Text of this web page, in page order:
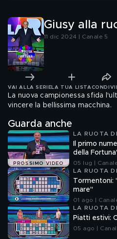
Giusy alla
11 dic 2024 | Canale 5
VAI ALLA SERIE LA TUA LISTA
La nuova campionessa sfida
vincere la bellissima macchina.
Guarda anche
PROSSIMO VIDEO
LA RUOTA
Il primo
della
05 lug |
LA RUOTA
Tormentoni:
mare"
01 ago |
LA RUOTA
Piatti estivi:
05 ago |